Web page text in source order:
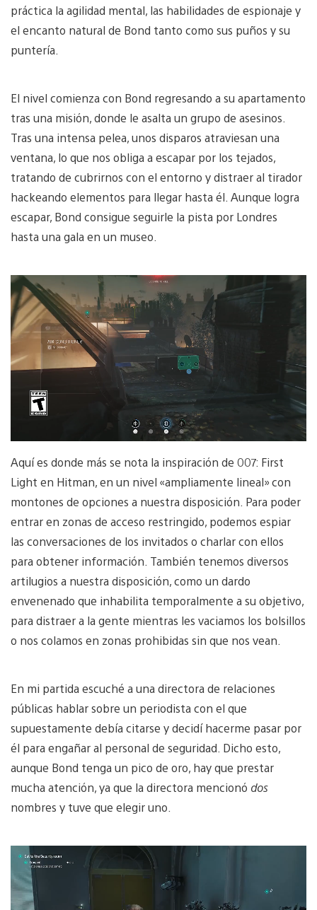
práctica la agilidad mental, las habilidades de espionaje y
el encanto natural de Bond tanto como sus puños y su
puntería.
El nivel comienza con Bond regresando a su apartamento
tras una misión, donde le asalta un grupo de asesinos.
Tras una intensa pelea, unos disparos atraviesan una
ventana, lo que nos obliga a escapar por los tejados,
tratando de cubrirnos con el entorno y distraer al tirador
hackeando elementos para llegar hasta él. Aunque logra
escapar, Bond consigue seguirle la pista por Londres
hasta una gala en un museo.
Aquí es donde más se nota la inspiración de 007: First
Light en Hitman, en un nivel «ampliamente lineal» con
montones de opciones a nuestra disposición. Para poder
entrar en zonas de acceso restringido, podemos espiar
las conversaciones de los invitados o charlar con ellos
para obtener información. También tenemos diversos
artilugios a nuestra disposición, como un dardo
envenenado que inhabilita temporalmente a su objetivo,
para distraer a la gente mientras les vaciamos los bolsillos
o nos colamos en zonas prohibidas sin que nos vean.
En mi partida escuché a una directora de relaciones
públicas hablar sobre un periodista con el que
supuestamente debía citarse y decidí hacerme pasar por
él para engañar al personal de seguridad. Dicho esto,
aunque Bond tenga un pico de oro, hay que prestar
mucha atención, ya que la directora mencionó dos
nombres y tuve que elegir uno.